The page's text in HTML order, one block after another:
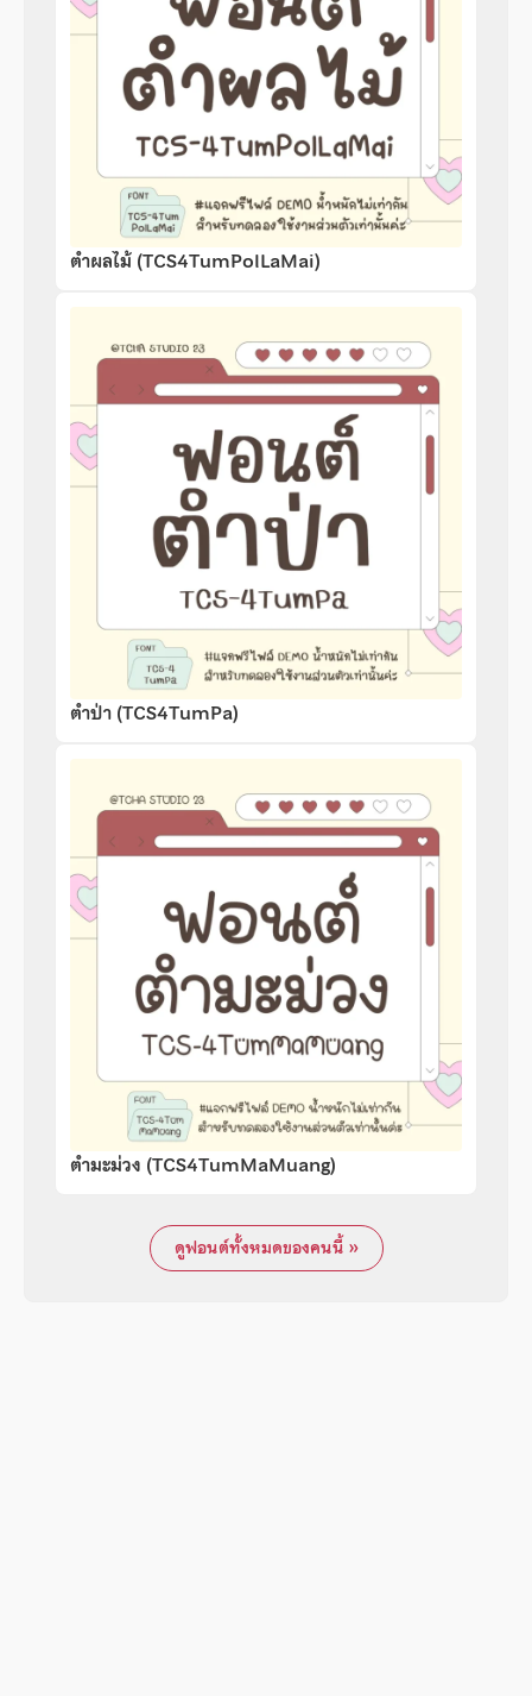
ตำผลไม้ (TCS4TumPolLaMai)
ตำป่า (TCS4TumPa)
ตำมะม่วง (TCS4TumMaMuang)
ดูฟอนต์ทั้งหมดของคนนี้ »